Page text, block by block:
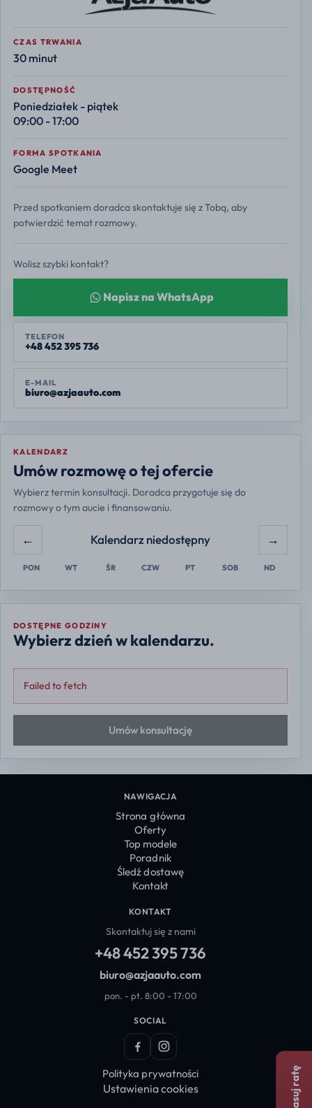
CZAS TRWANIA
30 minut
DOSTĘPNOŚĆ
Poniedziałek - piątek
09:00 - 17:00
FORMA SPOTKANIA
Google Meet
Przed spotkaniem doradca skontaktuje się z Tobą, aby
potwierdzić temat rozmowy.
Wolisz szybki kontakt?
Napisz na WhatsApp
TELEFON
+48 452 395 736
E-MAIL
biuro@azjaauto.com
KALENDARZ
Umów rozmowę o tej ofercie
Wybierz termin konsultacji. Doradca przygotuje się do
rozmowy o tym aucie i finansowaniu.
Europe/Warsaw
← Kalendarz niedostępny →
PON WT ŚR CZW PT SOB ND
DOSTĘPNE GODZINY
Wybierz dzień w kalendarzu.
Failed to fetch
Umów konsultację
NAWIGACJA
Strona główna
Oferty
Top modele
Poradnik
Śledź dostawę
Kontakt
KONTAKT
Skontaktuj się z nami
+48 452 395 736
biuro@azjaauto.com
pon. - pt. 8:00 - 17:00
SOCIAL
FacebookInstagram
Polityka prywatności
Ustawienia cookies